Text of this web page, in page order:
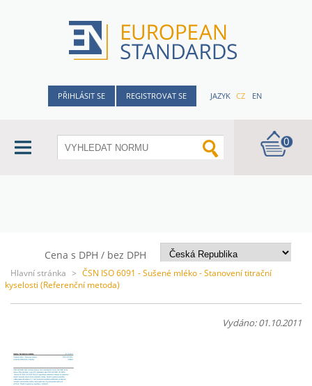
PŘIHLÁSIT SE REGISTROVAT SE JAZYK CZ EN
0
Cena s DPH / bez DPH
Hlavní stránka > ČSN ISO 6091 - Sušené mléko - Stanovení titrační
kyselosti (Referenční metoda)
Vydáno: 01.10.2011